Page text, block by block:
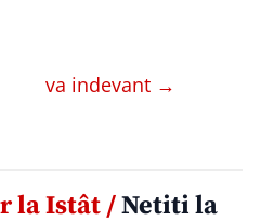
va indevant →
la Istât /Netiti la